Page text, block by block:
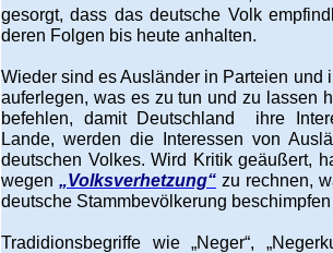
gesorgt, dass das deutsche Volk
deren Folgen bis heute anhalten.
Wieder sind es Ausländer in Parteien und
auferlegen, was es zu tun und zu lassen
befehlen, damit Deutschland ihre
Lande, werden die Interessen von
deutschen Volkes. Wird Kritik geäußert,
wegen „Volksverhetzung“zu rechnen,
deutsche Stammbevölkerung beschimpfen
Tradidionsbegriffe wie „Neger“,